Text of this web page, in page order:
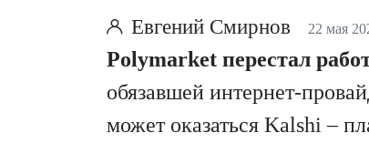
Евгений Смирнов 22 мая
Polymarket перестал
обязавшей интернет-
может оказаться Kalshi –